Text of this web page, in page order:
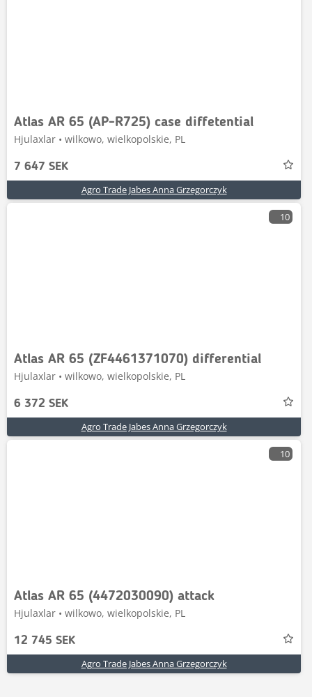
Atlas AR 65 (AP-R725) case diffetential
Hjulaxlar • wilkowo, wielkopolskie, PL
7 647 SEK
Agro Trade Jabes Anna Grzegorczyk
10
Atlas AR 65 (ZF4461371070) differential
Hjulaxlar • wilkowo, wielkopolskie, PL
6 372 SEK
Agro Trade Jabes Anna Grzegorczyk
10
Atlas AR 65 (4472030090) attack
Hjulaxlar • wilkowo, wielkopolskie, PL
12 745 SEK
Agro Trade Jabes Anna Grzegorczyk